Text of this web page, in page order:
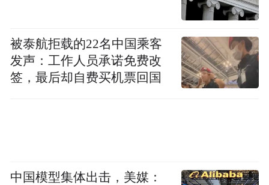
被泰航拒载的22名中国乘客
发声：工作人员承诺免费改
签，最后却自费买机票回国
中国模型集体出击，美媒：